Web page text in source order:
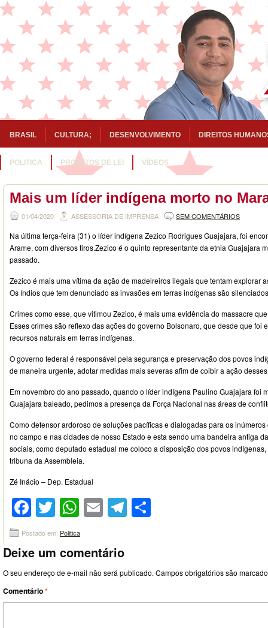
BRASIL CULTURA; DESENVOLVIMENTO DIREITOS
POLITICA PROJETOS DE LEI VÍDEOS
Mais um líder indígena morto no
01/04/2020 ASSESSORIA DE IMPRENSA SEM COMENTÁRIOS
Na última terça-feira (31) o líder indígena Zezico Rodrigues Guajajara, foi
Arame, com diversos tiros.Zezico é o quinto representante da etnia Guajajara
passado.
Zezico é mais uma vítima da ação de madeireiros ilegais que tentam explorar
Os índios que tem denunciado as invasões em terras indígenas são
Crimes como esse, que vitimou Zezico, é mais uma evidência do massacre
Esses crimes são reflexo das ações do governo Bolsonaro, que desde que foi
recursos naturais em terras indígenas.
O governo federal é responsável pela segurança e preservação dos povos
de maneira urgente, adotar medidas mais severas afim de coibir a ação
Em novembro do ano passado, quando o líder indígena Paulino Guajajara foi
Guajajara baleado, pedimos a presença da Força Nacional nas áreas de
Como defensor ardoroso de soluções pacíficas e dialogadas para os
no campo e nas cidades de nosso Estado e esta sendo uma bandeira antiga
sociais, como deputado estadual me coloco a disposição dos povos
tribuna da Assembleia.
Zé Inácio – Dep. Estadual
Facebook
Twitter
WhatsApp
EmailTelegram
Postado em: Politica
Deixe um comentário
O seu endereço de e-mail não será publicado. Campos obrigatórios são
Comentário*